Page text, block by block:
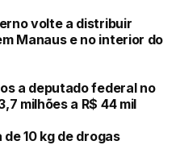
volte a distribuir
Manaus e no interior do
a deputado federal no
milhões a R$ 44 mil
de 10 kg de drogas